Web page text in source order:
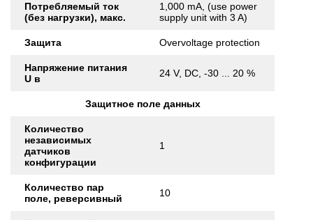
Потребляемый ток
(без нагрузки), макс.
1,000 mA, (use power
supply unit with 3 A)
Защита Overvoltage protection
Напряжение питания
U в
24 V, DC, -30 ... 20 %
Защитное поле данных
Количество
независимых
датчиков
конфигурации
1
Количество пар
поле, реверсивный
10